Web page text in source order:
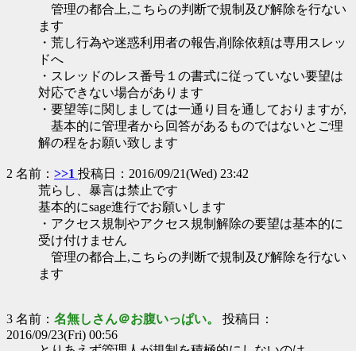
管理の都合上,こちらの判断で規制及び解除を行ない
ます
・荒し行為や迷惑利用者の報告,削除依頼は専用スレッ
ドへ
・スレッドのレス番号１の書式に従っていない要望は
対応できない場合があります
・要望等に関しましては一通り目を通しておりますが,
基本的に管理者から回答があるものではないとご理
解の程をお願い致します
2 名前： >>1 投稿日：2016/09/21(Wed) 23:42
荒らし、暴言は禁止です
基本的にsage進行でお願いします
・アクセス規制やアクセス規制解除の要望は基本的に
受け付けません
管理の都合上,こちらの判断で規制及び解除を行ない
ます
3 名前： 名無しさん＠お腹いっぱい。 投稿日：
2016/09/23(Fri) 00:56